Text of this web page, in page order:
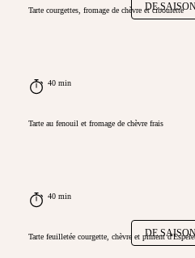
DE
Tarte courgettes, fromage de chèvre et ciboulette
40 min
Tarte au fenouil et fromage de chèvre frais
40 min
DE
Tarte feuilletée courgette, chèvre et piment